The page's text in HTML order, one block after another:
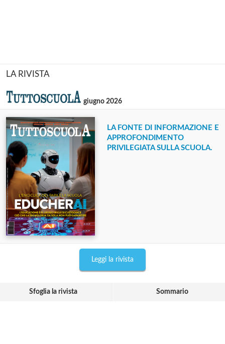
LA RIVISTA
giugno 2026
LA FONTE DI INFORMAZIONE E
APPROFONDIMENTO
PRIVILEGIATA SULLA SCUOLA.
Leggi la rivista
Sfoglia la rivista Sommario